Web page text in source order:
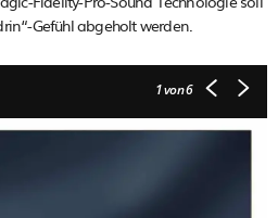
Gefühl abgeholt werden.
1von 6